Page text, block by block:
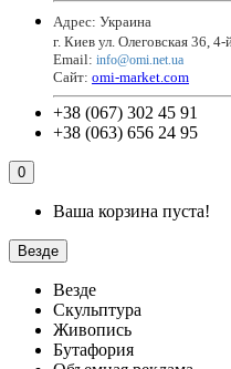
Адрес: Украина
г. Киев ул. Олеговская 36,
Email: info@omi.net.ua
Сайт: omi-market.com
+38 (067) 302 45 91
+38 (063) 656 24 95
0
Ваша корзина пуста!
Везде
Везде
Скульптура
Живопись
Бутафория